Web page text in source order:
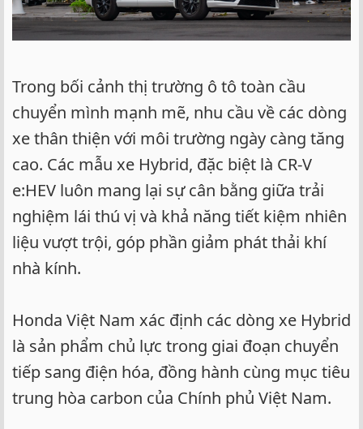
Trong bối cảnh thị trường ô tô toàn cầu
chuyển mình mạnh mẽ, nhu cầu về các dòng
xe thân thiện với môi trường ngày càng tăng
cao. Các mẫu xe Hybrid, đặc biệt là CR-V
e:HEV luôn mang lại sự cân bằng giữa trải
nghiệm lái thú vị và khả năng tiết kiệm nhiên
liệu vượt trội, góp phần giảm phát thải khí
nhà kính.
Honda Việt Nam xác định các dòng xe Hybrid
là sản phẩm chủ lực trong giai đoạn chuyển
tiếp sang điện hóa, đồng hành cùng mục tiêu
trung hòa carbon của Chính phủ Việt Nam.